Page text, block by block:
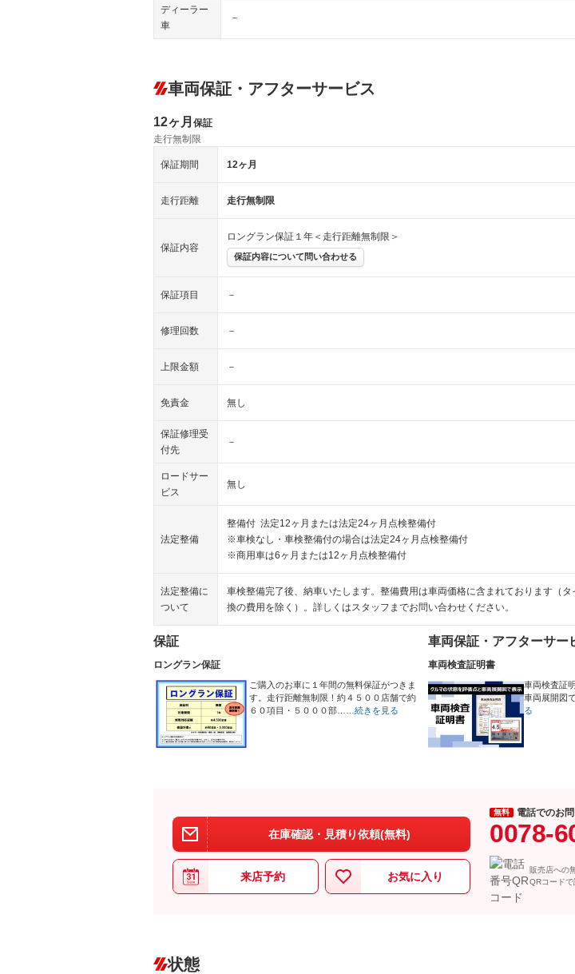
ディーラー
車
－
車両保証・アフターサービス
12ヶ月 保証
走行無制限
保証期間 12ヶ月
走行距離 走行無制限
保証内容
ロングラン保証１年＜走行距離無制限＞
保証内容について問い合わせる
保証項目 －
修理回数 －
上限金額 －
免責金 無し
保証修理受
付先
－
ロードサー
ビス
無し
法定整備
整備付 法定12ヶ月または法定24ヶ月点検整備付
※車検なし・車検整備付の場合は法定24ヶ月点検整備付
※商用車は6ヶ月または12ヶ月点検整備付
法定整備に
ついて
車検整備完了後、納車いたします。整備費用は車両価格に含まれております（
換の費用を除く）。詳しくはスタッフまでお問い合わせください。
保証
ロングラン保証
ご購入のお車に１年間の無料保証がつきま
す。走行距離無制限！約４５００店舗で約
６０項目・５０００部…
…続きを見る
車両保証・アフターサー
車両検査証明書
車両検査証
車両展開図
る
在庫確認・見積り依頼(無料)
来店予約 お気に入り
無料 電話でのお
0078-
販売店への
QRコードで
状態